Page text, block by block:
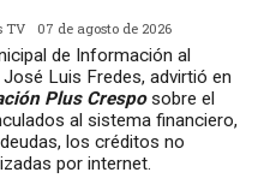
TV 07 de agosto de 2026
de Información al
Luis Fredes, advirtió en
Plus Cresposobre el
al sistema financiero,
los créditos no
por internet.